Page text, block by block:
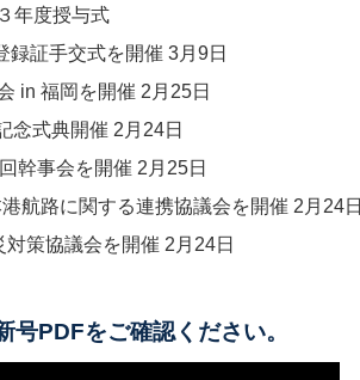
年度授与式
録証手交式を開催 3月9日​​
in 福岡を開催 2月25日​​
念式典開催 2月24日
幹事会を開催 2月25日
航路に関する連携協議会を開催 2月24日
対策協議会を開催 2月24日​​
PDFをご確認ください。